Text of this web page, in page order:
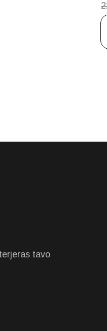
tavo